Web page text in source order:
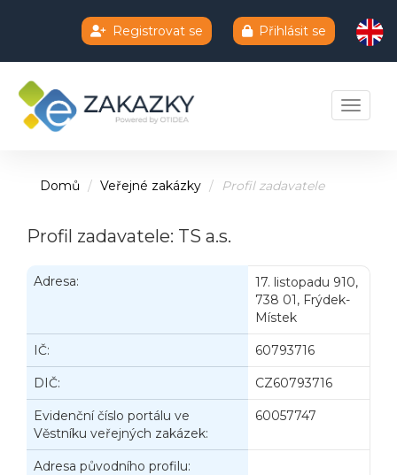
Registrovat se Přihlásit se
Toggle
Domů Veřejné zakázky Profil zadavatele
Profil zadavatele: TS a.s.
Adresa:
17. listopadu 910,
738 01, Frýdek-
Místek
IČ: 60793716
DIČ: CZ60793716
Evidenční číslo portálu ve
Věstníku veřejných zakázek:
60057747
Adresa původního profilu:
Chatbot e-zakazky